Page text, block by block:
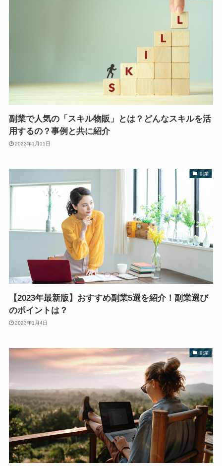
副業で人気の「スキル物販」とは？どんなスキルを活
用するの？事例と共に紹介
2023年1月11日
副業
【2023年最新版】おすすめ副業5選を紹介！副業選び
のポイントは？
2023年1月4日
副業